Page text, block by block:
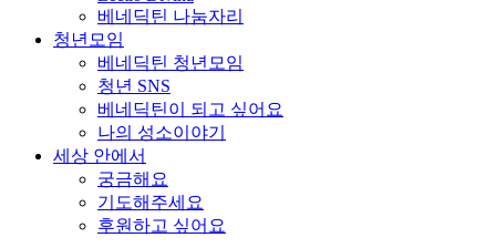
베네딕틴 나눔자리
청년모임
베네딕틴 청년모임
청년 SNS
베네딕틴이 되고 싶어요
나의 성소이야기
세상 안에서
궁금해요
기도해주세요
후원하고 싶어요